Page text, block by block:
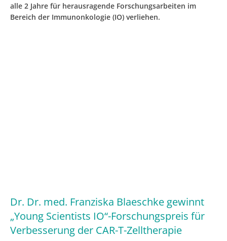
alle 2 Jahre für herausragende Forschungsarbeiten im
Bereich der Immunonkologie (IO) verliehen.
Dr. Dr. med. Franziska Blaeschke gewinnt
„Young Scientists IO“-Forschungspreis für
Verbesserung der CAR-T-Zelltherapie